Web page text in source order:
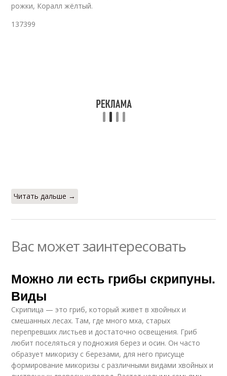
рожки, Коралл жёлтый.
137399
Читать дальше →
Вас может заинтересовать
Можно ли есть грибы скрипуны.
Виды
Скрипица — это гриб, который живет в хвойных и
смешанных лесах. Там, где много мха, старых
перепревших листьев и достаточно освещения. Гриб
любит поселяться у подножия берез и осин. Он часто
образует микоризу с березами, для него присуще
формирование микоризы с различными видами хвойных и